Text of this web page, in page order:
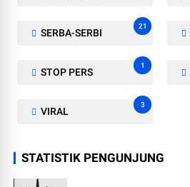
SERBA-SERBI
21
STOP PERS
1
VIRAL
3
STATISTIK PENGUNJUNG